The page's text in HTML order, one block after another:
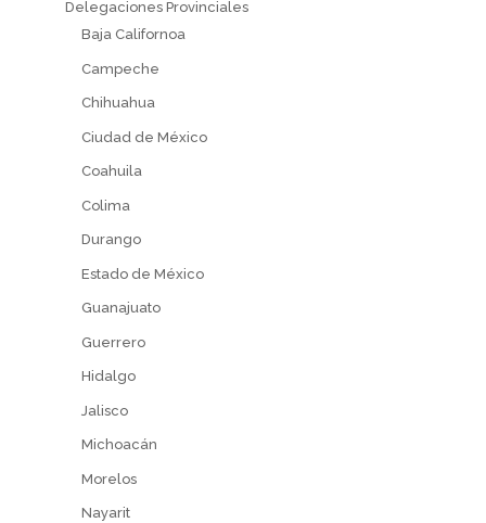
Delegaciones Provinciales
Baja Californoa
Campeche
Chihuahua
Ciudad de México
Coahuila
Colima
Durango
Estado de México
Guanajuato
Guerrero
Hidalgo
Jalisco
Michoacán
Morelos
Nayarit